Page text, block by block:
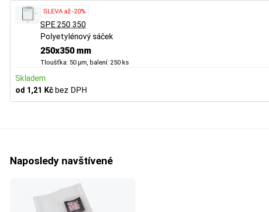
SLEVA až -20%
SPE 250 350
Polyetylénový sáček
250x350 mm
Tloušťka: 50 µm, balení: 250 ks
Skladem
od 1,21 Kč bez DPH
Naposledy navštívené